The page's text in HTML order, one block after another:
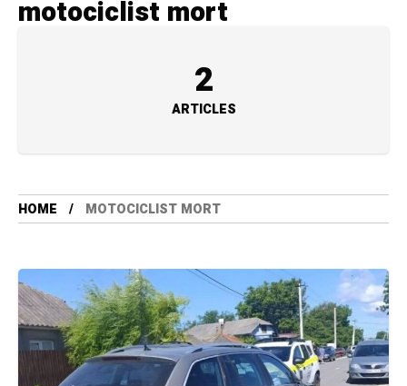
motociclist mort
2
ARTICLES
HOME MOTOCICLIST MORT